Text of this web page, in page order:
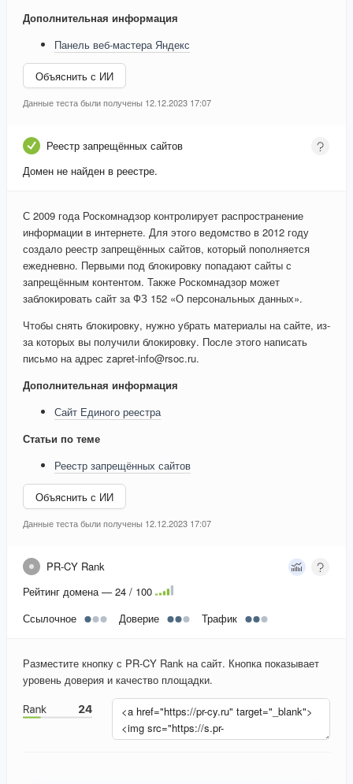
Дополнительная информация
Панель веб-мастера Яндекс
Объяснить с ИИ
Данные теста были получены 12.12.2023 17:07
Реестр запрещённых сайтов
Домен не найден в реестре.
С 2009 года Роскомнадзор контролирует распространение
информации в интернете. Для этого ведомство в 2012 году
создало реестр запрещённых сайтов, который пополняется
ежедневно. Первыми под блокировку попадают сайты с
запрещённым контентом. Также Роскомнадзор может
заблокировать сайт за ФЗ 152 «О персональных данных».
Чтобы снять блокировку, нужно убрать материалы на сайте, из-
за которых вы получили блокировку. После этого написать
письмо на адрес zapret-info@rsoc.ru.
Дополнительная информация
Сайт Единого реестра
Статьи по теме
Реестр запрещённых сайтов
Объяснить с ИИ
Данные теста были получены 12.12.2023 17:07
PR-CY Rank
Рейтинг домена — 24 / 100
Ссылочное
Доверие Трафик
Разместите кнопку с PR-CY Rank на сайт. Кнопка показывает
уровень доверия и качество площадки.